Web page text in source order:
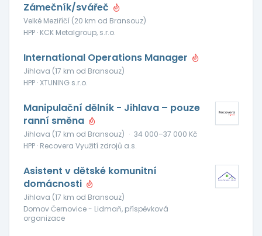
Zámečník/svářeč
Velké Meziříčí (20 km od Bransouz)
HPP · KCK Metalgroup, s.r.o.
International Operations Manager
Jihlava (17 km od Bransouz)
HPP · XTUNING s.r.o.
Manipulační dělník - Jihlava – pouze
ranní směna
Jihlava (17 km od Bransouz) · 34 000–37 000 Kč
HPP · Recovera Využití zdrojů a.s.
Asistent v dětské komunitní
domácnosti
Jihlava (17 km od Bransouz)
Domov Černovice - Lidmaň, příspěvková
organizace